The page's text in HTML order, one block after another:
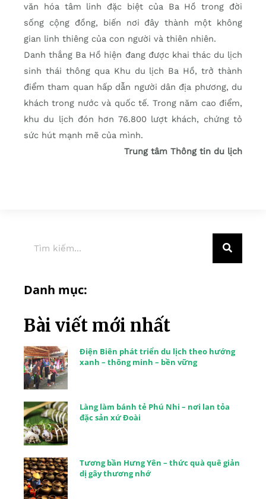
văn hóa tâm linh đặc biệt của Ba Hồ trong đời
sống cộng đồng, biến nơi đây thành một không
gian linh thiêng của con người và thiên nhiên.
Danh thắng Ba Hồ hiện đang được khai thác du lịch
sinh thái thông qua Khu du lịch Ba Hồ, trở thành
điểm tham quan hấp dẫn người dân địa phương, du
khách trong nước và quốc tế. Trong năm cao điểm,
khu du lịch đón hơn 76.800 lượt khách, chứng tỏ
sức hút mạnh mẽ của mình.
Trung tâm Thông tin du lịch
Danh mục:
Bài viết mới nhất
Điện Biên phát triển du lịch theo hướng
xanh – thông minh – bền vững
Làng làm bánh tẻ Phú Nhi – nơi lan tỏa
đặc sản xứ Đoài
Tương bần Hưng Yên – thức quà quê giản
dị gây thương nhớ